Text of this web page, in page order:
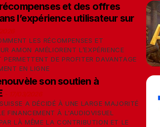
et des offres
l’expérience utilisateur sur
LES RÉCOMPENSES ET
AMON AMÉLIORENT L’EXPÉRIENCE
PERMETTENT DE PROFITER DAVANTAGE
EN LIGNE
son soutien à
A DÉCIDÉ À UNE LARGE MAJORITÉ
FINANCEMENT À L'AUDIOVISUEL
LÀ MÊME LA CONTRIBUTION ET LE